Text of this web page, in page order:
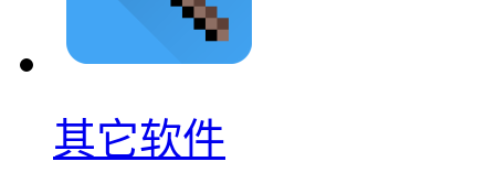
其它软件